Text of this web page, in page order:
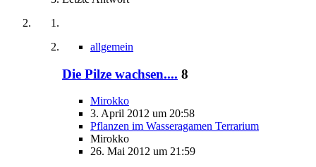
allgemein
Die Pilze wachsen.... 8
Mirokko
3. April 2012 um 20:58
Pflanzen im Wasseragamen Terrarium
Mirokko
26. Mai 2012 um 21:59